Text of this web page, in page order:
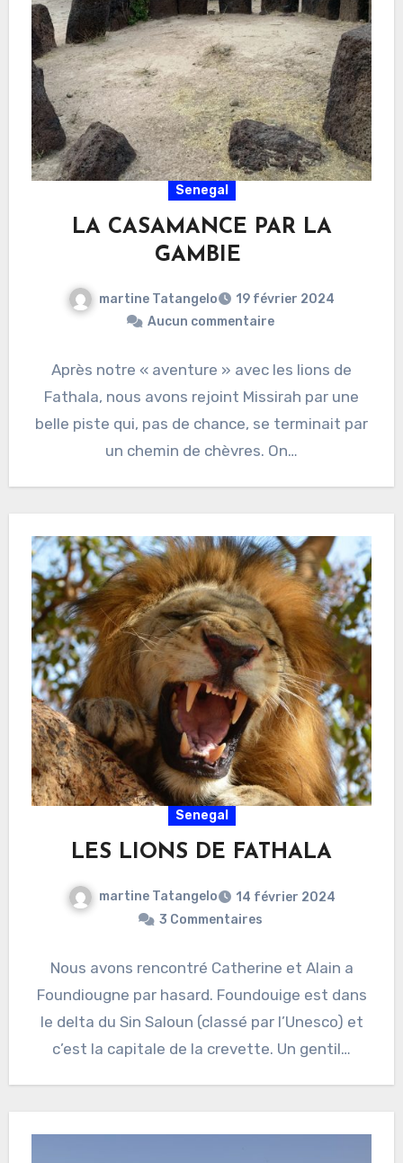
Senegal
LA CASAMANCE PAR LA
GAMBIE
martine Tatangelo
19 février 2024
Aucun commentaire
Après notre « aventure » avec les lions de
Fathala, nous avons rejoint Missirah par une
belle piste qui, pas de chance, se terminait par
un chemin de chèvres. On…
Senegal
LES LIONS DE FATHALA
martine Tatangelo
14 février 2024
3 Commentaires
Nous avons rencontré Catherine et Alain a
Foundiougne par hasard. Foundouige est dans
le delta du Sin Saloun (classé par l’Unesco) et
c’est la capitale de la crevette. Un gentil…